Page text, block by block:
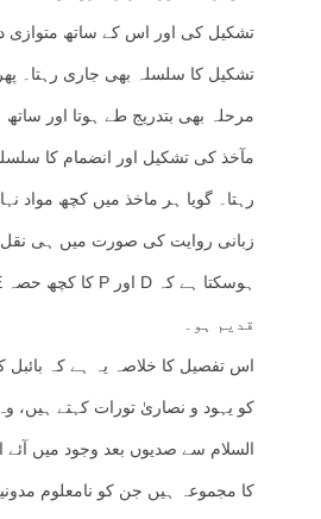
تشکیل کی اور اس کے ساتھ متوازی
تشکیل کا سلسلہ بھی جاری رہتا۔
مرحلہ بھی بتدریج طے ہوتا اور
مآخذ کی تشکیل اور انضمام کا
رہتا۔ گویا ہر ماخذ میں کچھ مواد
زبانی روایت کی صورت میں ہی نقل
قدیم ہو۔
اس تفصیل کا خلاصہ یہ ہے کہ بائبل
کو یہود و نصاریٰ تورات کہتے ہیں،
السلام سے صدیوں بعد وجود میں آئے
کا مجموعہ ہیں جن کو نامعلوم